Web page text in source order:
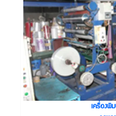
เครื่องพิ